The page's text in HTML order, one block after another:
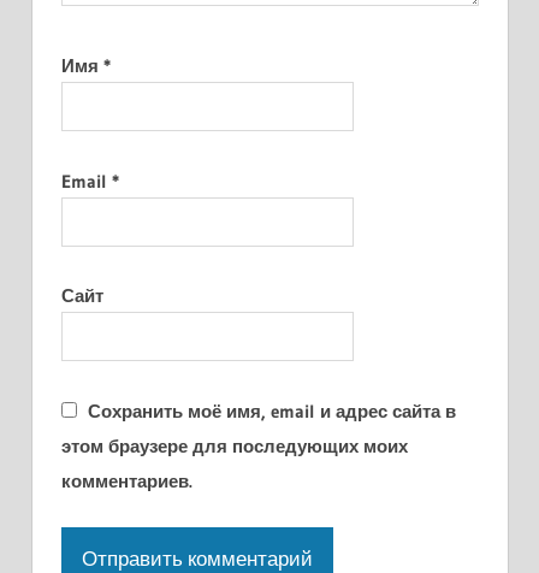
Имя *
Email *
Сайт
Сохранить моё имя, email и адрес сайта в
этом браузере для последующих моих
комментариев.